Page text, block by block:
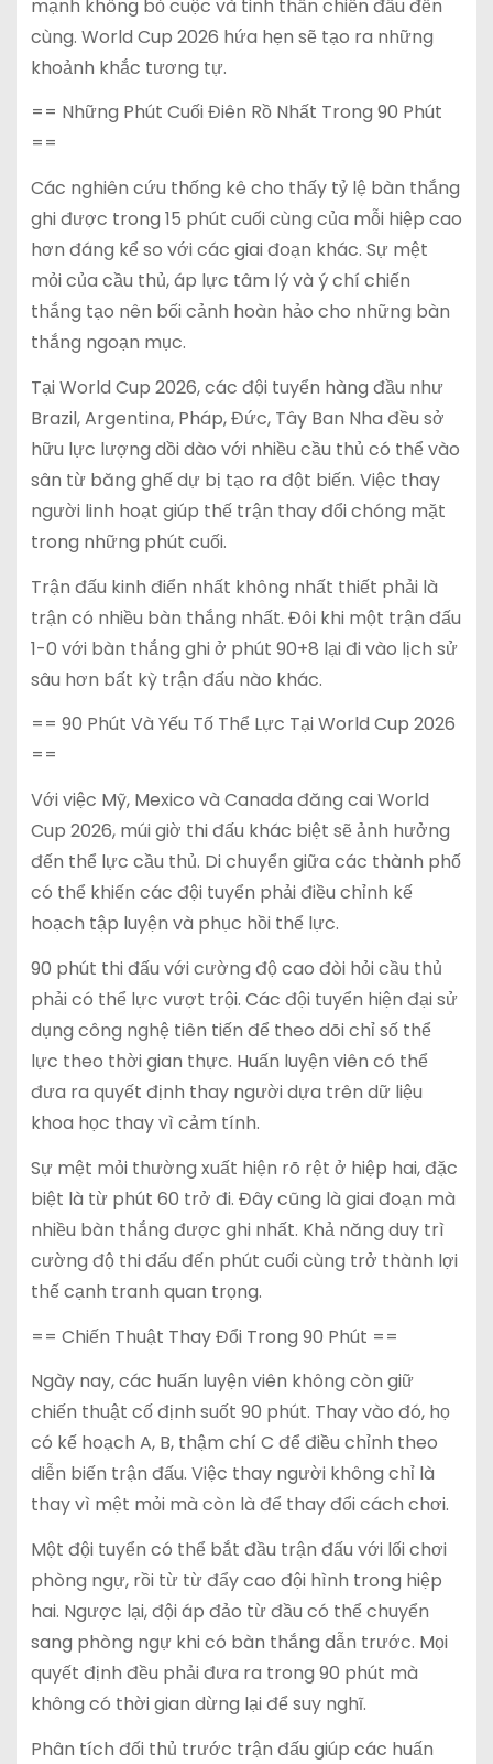
mạnh không bỏ cuộc và tinh thần chiến đấu đến
cùng. World Cup 2026 hứa hẹn sẽ tạo ra những
khoảnh khắc tương tự.
== Những Phút Cuối Điên Rồ Nhất Trong 90 Phút
==
Các nghiên cứu thống kê cho thấy tỷ lệ bàn thắng
ghi được trong 15 phút cuối cùng của mỗi hiệp cao
hơn đáng kể so với các giai đoạn khác. Sự mệt
mỏi của cầu thủ, áp lực tâm lý và ý chí chiến
thắng tạo nên bối cảnh hoàn hảo cho những bàn
thắng ngoạn mục.
Tại World Cup 2026, các đội tuyển hàng đầu như
Brazil, Argentina, Pháp, Đức, Tây Ban Nha đều sở
hữu lực lượng dồi dào với nhiều cầu thủ có thể vào
sân từ băng ghế dự bị tạo ra đột biến. Việc thay
người linh hoạt giúp thế trận thay đổi chóng mặt
trong những phút cuối.
Trận đấu kinh điển nhất không nhất thiết phải là
trận có nhiều bàn thắng nhất. Đôi khi một trận đấu
1-0 với bàn thắng ghi ở phút 90+8 lại đi vào lịch sử
sâu hơn bất kỳ trận đấu nào khác.
== 90 Phút Và Yếu Tố Thể Lực Tại World Cup 2026
==
Với việc Mỹ, Mexico và Canada đăng cai World
Cup 2026, múi giờ thi đấu khác biệt sẽ ảnh hưởng
đến thể lực cầu thủ. Di chuyển giữa các thành phố
có thể khiến các đội tuyển phải điều chỉnh kế
hoạch tập luyện và phục hồi thể lực.
90 phút thi đấu với cường độ cao đòi hỏi cầu thủ
phải có thể lực vượt trội. Các đội tuyển hiện đại sử
dụng công nghệ tiên tiến để theo dõi chỉ số thể
lực theo thời gian thực. Huấn luyện viên có thể
đưa ra quyết định thay người dựa trên dữ liệu
khoa học thay vì cảm tính.
Sự mệt mỏi thường xuất hiện rõ rệt ở hiệp hai, đặc
biệt là từ phút 60 trở đi. Đây cũng là giai đoạn mà
nhiều bàn thắng được ghi nhất. Khả năng duy trì
cường độ thi đấu đến phút cuối cùng trở thành lợi
thế cạnh tranh quan trọng.
== Chiến Thuật Thay Đổi Trong 90 Phút ==
Ngày nay, các huấn luyện viên không còn giữ
chiến thuật cố định suốt 90 phút. Thay vào đó, họ
có kế hoạch A, B, thậm chí C để điều chỉnh theo
diễn biến trận đấu. Việc thay người không chỉ là
thay vì mệt mỏi mà còn là để thay đổi cách chơi.
Một đội tuyển có thể bắt đầu trận đấu với lối chơi
phòng ngự, rồi từ từ đẩy cao đội hình trong hiệp
hai. Ngược lại, đội áp đảo từ đầu có thể chuyển
sang phòng ngự khi có bàn thắng dẫn trước. Mọi
quyết định đều phải đưa ra trong 90 phút mà
không có thời gian dừng lại để suy nghĩ.
Phân tích đối thủ trước trận đấu giúp các huấn